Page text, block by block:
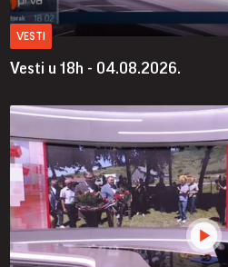
VESTI
Vesti u 18h - 04.08.2026.